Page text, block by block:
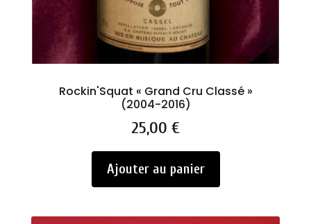
Rockin'Squat « Grand Cru Classé »
(2004-2016)
Prix
25,00 €
Ajouter au panier